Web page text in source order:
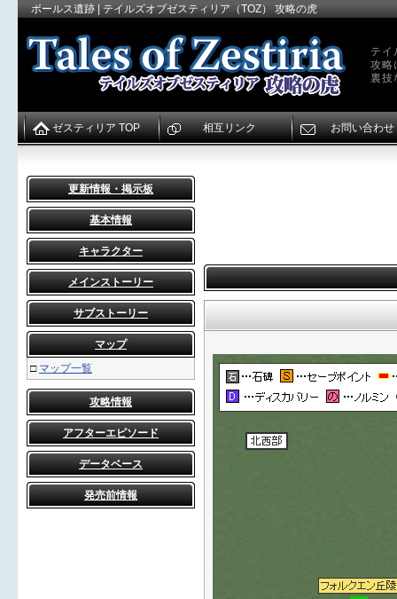
ボールス遺跡 | テイルズオブゼスティリア（TOZ） 攻略の虎
テイ
攻略
裏技
更新情報・掲示板
基本情報
キャラクター
メインストーリー
サブストーリー
マップ
□ マップ一覧
攻略情報
アフターエピソード
データベース
発売前情報
ゼスティリア TOP 相互リンク お問い合わせ